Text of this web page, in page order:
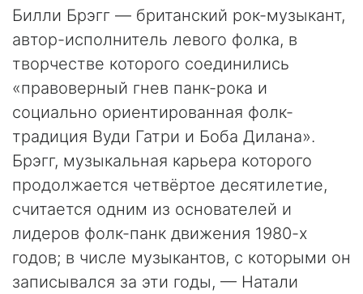
Билли Брэгг — британский рок-музыкант,
автор-исполнитель левого фолка, в
творчестве которого соединились
«правоверный гнев панк-рока и
социально ориентированная фолк-
традиция Вуди Гатри и Боба Дилана».
Брэгг, музыкальная карьера которого
продолжается четвёртое десятилетие,
считается одним из основателей и
лидеров фолк-панк движения 1980-х
годов; в числе музыкантов, с которыми он
записывался за эти годы, — Натали